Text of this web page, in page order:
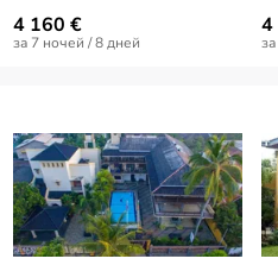
4 160 €
за 7 ночей / 8 дней
4